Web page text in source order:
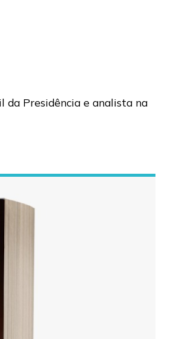
da Presidência e analista na